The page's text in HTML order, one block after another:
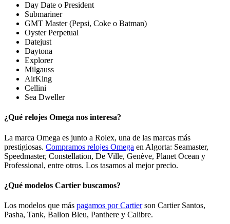
Day Date o President
Submariner
GMT Master (Pepsi, Coke o Batman)
Oyster Perpetual
Datejust
Daytona
Explorer
Milgauss
AirKing
Cellini
Sea Dweller
¿Qué relojes Omega nos interesa?
La marca Omega es junto a Rolex, una de las marcas más
prestigiosas. Compramos relojes Omega en Algorta: Seamaster,
Speedmaster, Constellation, De Ville, Genève, Planet Ocean y
Professional, entre otros. Los tasamos al mejor precio.
¿Qué modelos Cartier buscamos?
Los modelos que más pagamos por Cartierson Cartier Santos,
Pasha, Tank, Ballon Bleu, Panthere y Calibre.